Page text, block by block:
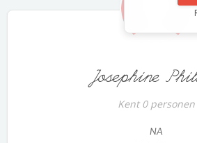
Josephine
Kent 0 personen
NA